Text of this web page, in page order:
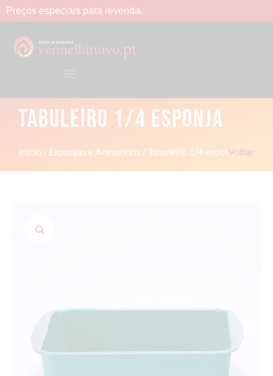
Preços especiais para revenda.
TABULEIRO 1/4 ESPONJA
Início / Esponjas e Acessórios / Tabuleiro 1/4 esponjaVoltar